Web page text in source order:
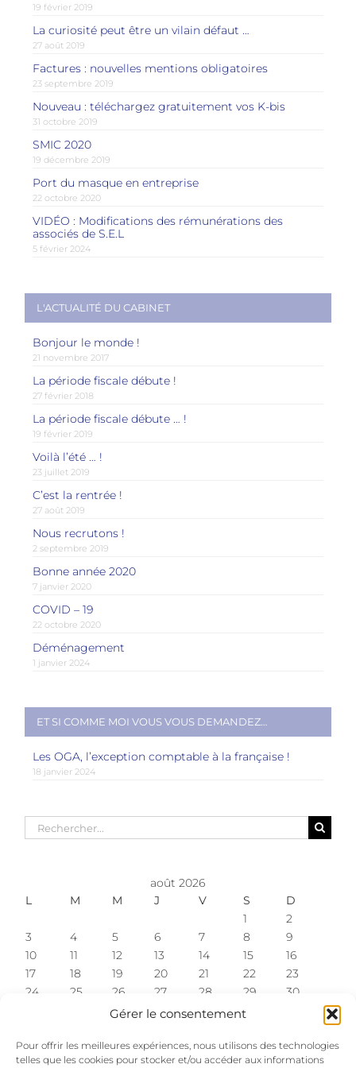
Gérer le consentement
Pour offrir les meilleures expériences, nous utilisons des technologies
telles que les cookies pour stocker et/ou accéder aux informations
19 février 2019
La curiosité peut être un vilain défaut …
27 août 2019
Factures : nouvelles mentions obligatoires
23 septembre 2019
Nouveau : téléchargez gratuitement vos K-bis
31 octobre 2019
SMIC 2020
19 décembre 2019
Port du masque en entreprise
22 octobre 2020
VIDÉO : Modifications des rémunérations des
associés de S.E.L
5 février 2024
L'ACTUALITÉ DU CABINET
Bonjour le monde !
21 novembre 2017
La période fiscale débute !
27 février 2018
La période fiscale débute … !
19 février 2019
Voilà l’été … !
23 juillet 2019
C’est la rentrée !
27 août 2019
Nous recrutons !
2 septembre 2019
Bonne année 2020
7 janvier 2020
COVID – 19
22 octobre 2020
Déménagement
1 janvier 2024
ET SI COMME MOI VOUS VOUS DEMANDEZ…
Les OGA, l’exception comptable à la française !
18 janvier 2024
Rechercher:
août 2026
L
M M J V S
D
1
2
3
4 5 6 7 8
9
10
11 12 13 14 15
16
17
18 19 20 21 22
23
24
25 26 27 28 29
30